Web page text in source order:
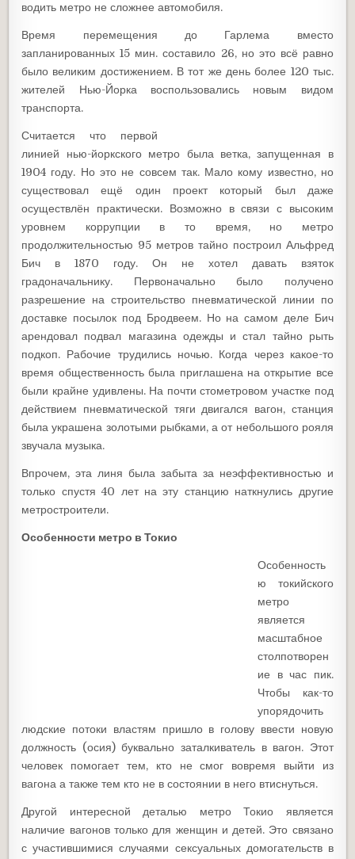
водить метро не сложнее автомобиля.
Время перемещения до Гарлема вместо
запланированных 15 мин. составило 26, но это всё равно
было великим достижением. В тот же день более 120 тыс.
жителей Нью-Йорка воспользовались новым видом
транспорта.
Считается что первой
линией нью-йоркского метро была ветка, запущенная в
1904 году. Но это не совсем так. Мало кому известно, но
существовал ещё один проект который был даже
осуществлён практически. Возможно в связи с высоким
уровнем коррупции в то время, но метро
продолжительностью 95 метров тайно построил Альфред
Бич в 1870 году. Он не хотел давать взяток
градоначальнику. Первоначально было получено
разрешение на строительство пневматической линии по
доставке посылок под Бродвеем. Но на самом деле Бич
арендовал подвал магазина одежды и стал тайно рыть
подкоп. Рабочие трудились ночью. Когда через какое-то
время общественность была приглашена на открытие все
были крайне удивлены. На почти стометровом участке под
действием пневматической тяги двигался вагон, станция
была украшена золотыми рыбками, а от небольшого рояля
звучала музыка.
Впрочем, эта линя была забыта за неэффективностью и
только спустя 40 лет на эту станцию наткнулись другие
метростроители.
Особенности метро в Токио
Особенность
ю токийского
метро
является
масштабное
столпотворен
ие в час пик.
Чтобы как-то
упорядочить
людские потоки властям пришло в голову ввести новую
должность (осия) буквально заталкиватель в вагон. Этот
человек помогает тем, кто не смог вовремя выйти из
вагона а также тем кто не в состоянии в него втиснуться.
Другой интересной деталью метро Токио является
наличие вагонов только для женщин и детей. Это связано
с участившимися случаями сексуальных домогательств в